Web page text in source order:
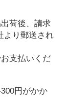
荷後、請求
より郵送され
支払いくだ
円がかか